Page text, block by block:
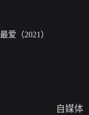
最爱（2021）
自媒体